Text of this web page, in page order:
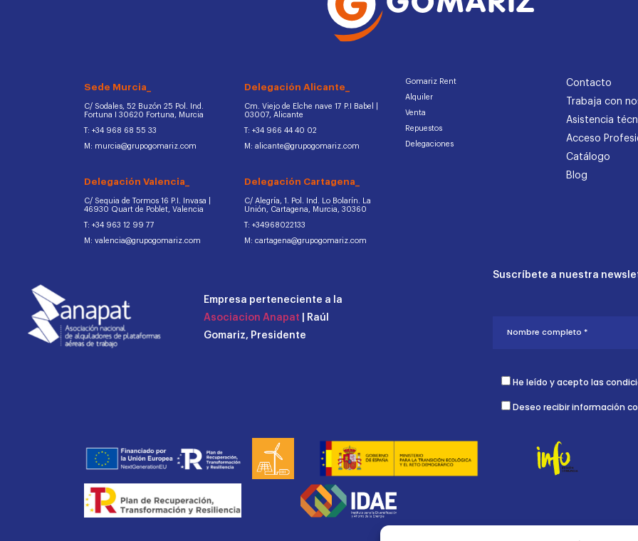
Sede Murcia_
C/ Sodales, 52 Buzón 25 Pol. Ind.
Fortuna I 30620 Fortuna, Murcia
T: +34 968 68 55 33
M: murcia@grupogomariz.com
Delegación Valencia_
C/ Sequia de Tormos 16 P.I. Invasa |
46930 Quart de Poblet, Valencia
T: +34 963 12 99 77
M: valencia@grupogomariz.com
Delegación Alicante_
Cm. Viejo de Elche nave 17 P.I Babel |
03007, Alicante
T: +34 966 44 40 02
M: alicante@grupogomariz.com
Delegación Cartagena_
C/ Alegría, 1. Pol. Ind. Lo Bolarín. La
Unión, Cartagena, Murcia, 30360
T: +34968022133
M: cartagena@grupogomariz.com
Gomariz Rent
Alquiler
Venta
Repuestos
Delegaciones
Contacto
Trabaja con
Asistencia
Acceso
Catálogo
Blog
Empresa perteneciente a la
Asociacion Anapat | Raúl
Gomariz, Presidente
Suscríbete a nuestra
He leído y acepto las
Deseo recibir información